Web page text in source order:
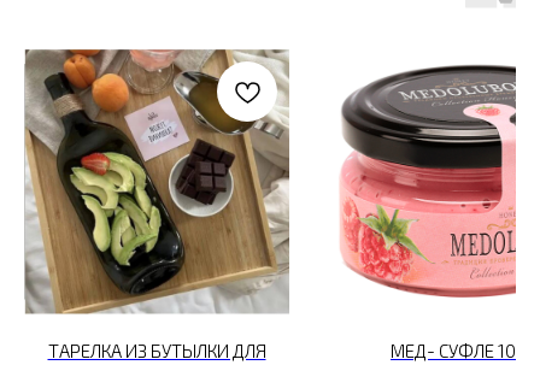
ТАРЕЛКА ИЗ БУТЫЛКИ ДЛЯ
МЕД- СУФЛЕ 100